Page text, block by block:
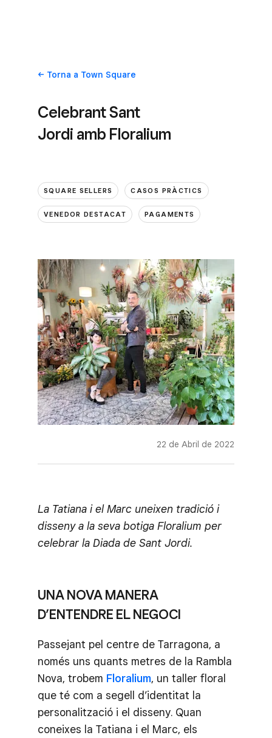
Torna a Town Square
Celebrant Sant
Jordi amb Floralium
SQUARE SELLERS CASOS PRÀCTICS
VENEDOR DESTACAT PAGAMENTS
22 de Abril de 2022
La Tatiana i el Marc uneixen tradició i
disseny a la seva botiga Floralium per
celebrar la Diada de Sant Jordi.
UNA NOVA MANERA
D’ENTENDRE EL NEGOCI
Passejant pel centre de Tarragona, a
només uns quants metres de la Rambla
Nova, trobem Floralium, un taller floral
que té com a segell d’identitat la
personalització i el disseny. Quan
coneixes la Tatiana i el Marc, els